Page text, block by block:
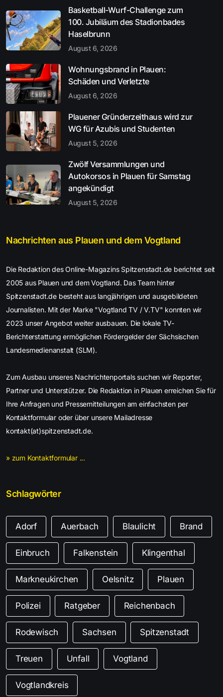
Basketball-Wurf-Challenge zum
100. Jubiläum des Stadionbades
Haselbrunn
August 6, 2026
Wohnungsbrand in Plauen:
Schäden und Verletzte
August 6, 2026
Plauener Gründerzeithaus wird zur
WG für Azubis und Studenten
August 5, 2026
Zwölf Versammlungen und
Autokorsos in Plauen für Samstag
angekündigt
August 5, 2026
Nachrichten aus Plauen und dem Vogtland
Die Redaktion des Online-Magazins Spitzenstadt.de berichtet seit
2005 aus Plauen und dem Vogtland. Das Team hinter
Spitzenstadt.de besteht aus langjährigen und ausgebildeten
Journalisten. Mit der Marke "Vogtland TV / V.TV" konnten wir
2023 unser Angebot weiter ausbauen. Die lokale TV-
Berichterstattung ermöglichen Fördergelder der Sächsischen
Landesmedienanstalt (SLM).
Zum Ausbau unseres Nachrichtenportals suchen wir Reporter,
Partner und Unterstützer. Die Redaktion in Plauen erreichen Sie für
Ihre Anfragen und Pressemitteilungen am einfachsten per
Kontaktformular oder über unsere Mailadresse
kontakt(at)spitzenstadt.de.
» zum Kontaktformular ...
Schlagwörter
Adorf Auerbach Blaulicht Brand
Einbruch Falkenstein Klingenthal
Markneukirchen Oelsnitz Plauen
Polizei Ratgeber Reichenbach
Rodewisch Sachsen Spitzenstadt
Treuen Unfall Vogtland
Vogtlandkreis